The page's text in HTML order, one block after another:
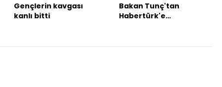
Gençlerin kavgası
kanlı bitti
Bakan Tunç'tan
Habertürk'e